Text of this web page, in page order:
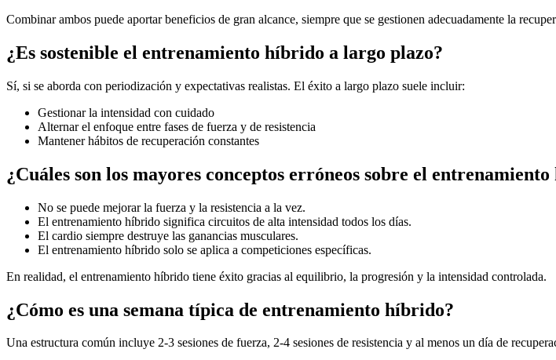
Combinar ambos puede aportar beneficios de gran alcance, siempre que se gestionen adecuadamente la
¿Es sostenible el entrenamiento híbrido a largo plazo?
Sí, si se aborda con periodización y expectativas realistas. El éxito a largo plazo suele incluir:
Gestionar la intensidad con cuidado
Alternar el enfoque entre fases de fuerza y de resistencia
Mantener hábitos de recuperación constantes
¿Cuáles son los mayores conceptos erróneos sobre el
No se puede mejorar la fuerza y la resistencia a la vez.
El entrenamiento híbrido significa circuitos de alta intensidad todos los días.
El cardio siempre destruye las ganancias musculares.
El entrenamiento híbrido solo se aplica a competiciones específicas.
En realidad, el entrenamiento híbrido tiene éxito gracias al equilibrio, la progresión y la intensidad controlada.
¿Cómo es una semana típica de entrenamiento híbrido?
Una estructura común incluye 2-3 sesiones de fuerza, 2-4 sesiones de resistencia y al menos un día de